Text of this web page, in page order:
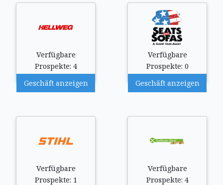
Verfügbare
Prospekte: 4
Geschäft anzeigen
Verfügbare
Prospekte: 0
Geschäft anzeigen
Verfügbare
Prospekte: 1
Verfügbare
Prospekte: 4